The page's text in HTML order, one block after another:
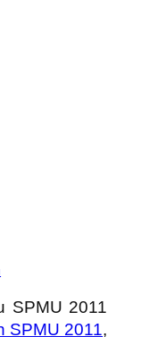
SPMU 2011
SPMU 2011,